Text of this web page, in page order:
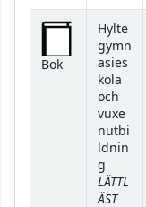
Bok
Hylte
gymn
asies
kola
och
vuxe
nutbi
ldnin
g
LÄTTL
ÄST